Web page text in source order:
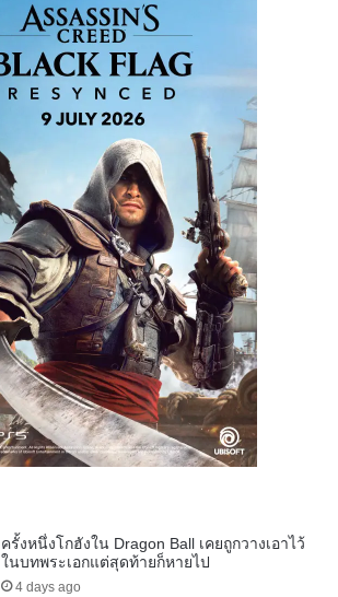
ครั้งหนึ่งโกฮังใน Dragon Ball เคยถูกวางเอาไว้
ในบทพระเอกแต่สุดท้ายก็หายไป
4 days ago